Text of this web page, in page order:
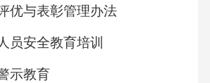
优与表彰管理办法
员安全教育培训
示教育